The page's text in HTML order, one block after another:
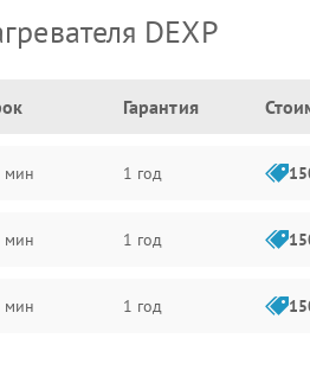
DEXP
Гарантия
мин 1 год
мин 1 год
мин 1 год